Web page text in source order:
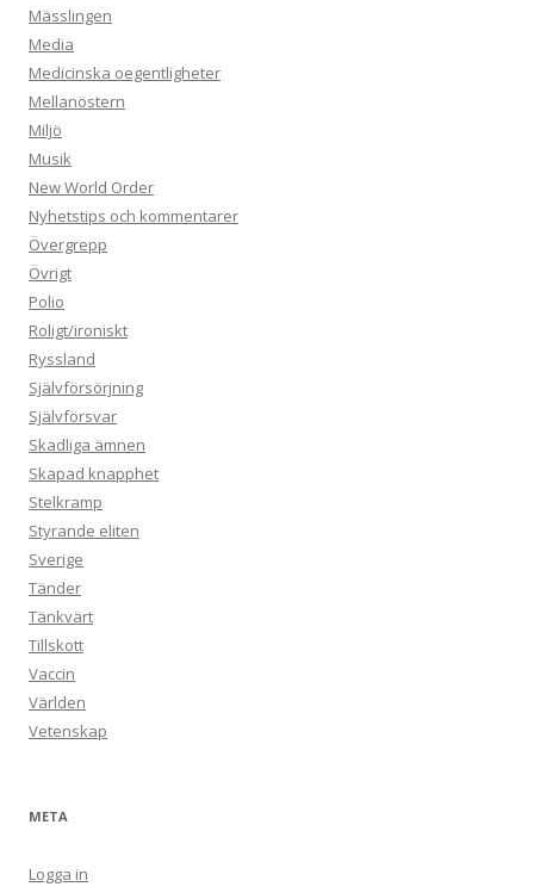
Mässlingen
Media
Medicinska oegentligheter
Mellanöstern
Miljö
Musik
New World Order
Nyhetstips och kommentarer
Övergrepp
Övrigt
Polio
Roligt/ironiskt
Ryssland
Självförsörjning
Självförsvar
Skadliga ämnen
Skapad knapphet
Stelkramp
Styrande eliten
Sverige
Tänder
Tänkvärt
Tillskott
Vaccin
Världen
Vetenskap
META
Logga in